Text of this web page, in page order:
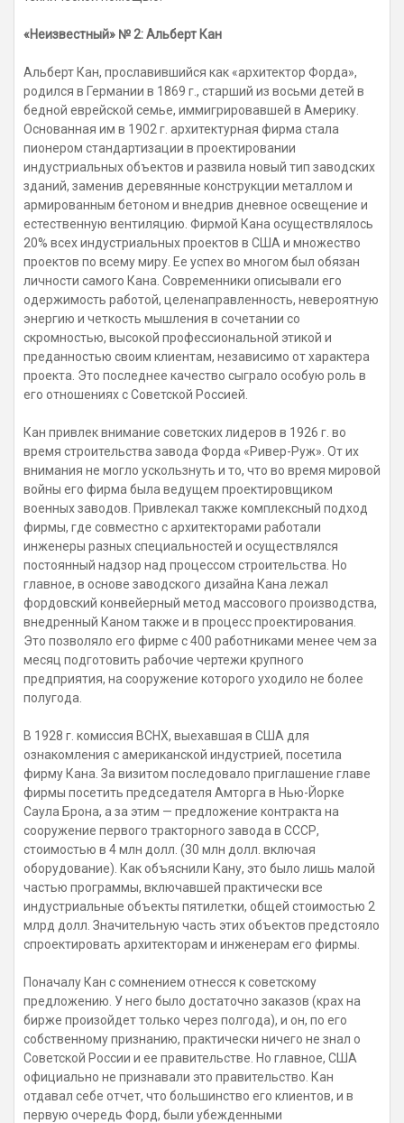
«Неизвестный» № 2: Альберт Кан
Альберт Кан, прославившийся как «архитектор Форда»,
родился в Германии в 1869 г., старший из восьми детей в
бедной еврейской семье, иммигрировавшей в Америку.
Основанная им в 1902 г. архитектурная фирма стала
пионером стандартизации в проектировании
индустриальных объектов и развила новый тип заводских
зданий, заменив деревянные конструкции металлом и
армированным бетоном и внедрив дневное освещение и
естественную вентиляцию. Фирмой Кана осуществлялось
20% всех индустриальных проектов в США и множество
проектов по всему миру. Ее успех во многом был обязан
личности самого Кана. Современники описывали его
одержимость работой, целенаправленность, невероятную
энергию и четкость мышления в сочетании со
скромностью, высокой профессиональной этикой и
преданностью своим клиентам, независимо от характера
проекта. Это последнее качество сыграло особую роль в
его отношениях с Советской Россией.
Кан привлек внимание советских лидеров в 1926 г. во
время строительства завода Форда «Ривер-Руж». От их
внимания не могло ускользнуть и то, что во время мировой
войны его фирма была ведущем проектировщиком
военных заводов. Привлекал также комплексный подход
фирмы, где совместно с архитекторами работали
инженеры разных специальностей и осуществлялся
постоянный надзор над процессом строительства. Но
главное, в основе заводского дизайна Кана лежал
фордовский конвейерный метод массового производства,
внедренный Каном также и в процесс проектирования.
Это позволяло его фирме с 400 работниками менее чем за
месяц подготовить рабочие чертежи крупного
предприятия, на сооружение которого уходило не более
полугода.
В 1928 г. комиссия ВСНХ, выехавшая в США для
ознакомления с американской индустрией, посетила
фирму Кана. За визитом последовало приглашение главе
фирмы посетить председателя Амторга в Нью-Йорке
Саула Брона, а за этим — предложение контракта на
сооружение первого тракторного завода в СССР,
стоимостью в 4 млн долл. (30 млн долл. включая
оборудование). Как объяснили Кану, это было лишь малой
частью программы, включавшей практически все
индустриальные объекты пятилетки, общей стоимостью 2
млрд долл. Значительную часть этих объектов предстояло
спроектировать архитекторам и инженерам его фирмы.
Поначалу Кан с сомнением отнесся к советскому
предложению. У него было достаточно заказов (крах на
бирже произойдет только через полгода), и он, по его
собственному признанию, практически ничего не знал о
Советской России и ее правительстве. Но главное, США
официально не признавали это правительство. Кан
отдавал себе отчет, что большинство его клиентов, и в
первую очередь Форд, были убежденными